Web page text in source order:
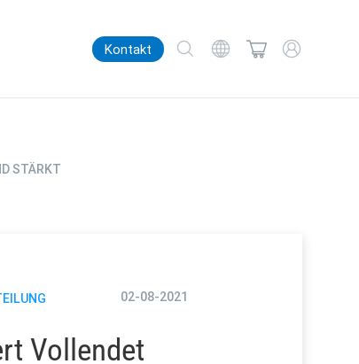
Kontakt
STÄRKT
02-08-2021
Vollendet